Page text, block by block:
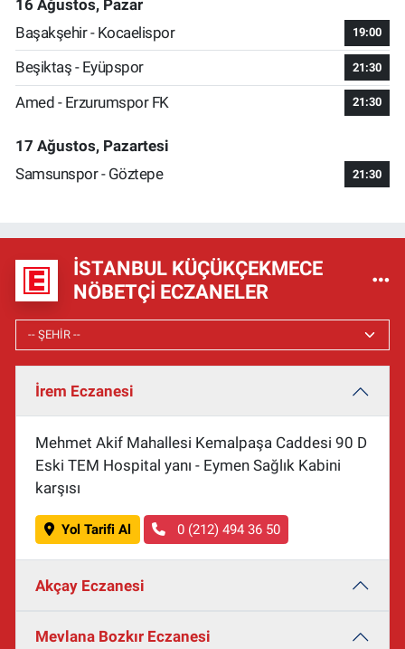
16 Ağustos, Pazar
Başakşehir - Kocaelispor
19:00
Beşiktaş - Eyüpspor 21:30
Amed - Erzurumspor FK 21:30
17 Ağustos, Pazartesi
Samsunspor - Göztepe
21:30
İSTANBUL KÜÇÜKÇEKMECE
NÖBETÇI ECZANELER
İrem Eczanesi
Mehmet Akif Mahallesi Kemalpaşa Caddesi 90 D
Eski TEM Hospital yanı - Eymen Sağlık Kabini
karşısı
Yol Tarifi Al 0 (212) 494 36 50
Akçay Eczanesi
Mevlana Bozkır Eczanesi